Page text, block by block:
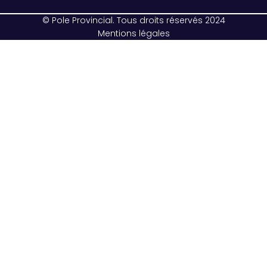
© Pole Provincial. Tous droits réservés 2024
Mentions légales